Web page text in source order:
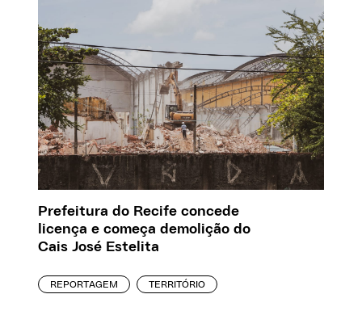
Prefeitura do Recife concede
licença e começa demolição do
Cais José Estelita
REPORTAGEM TERRITÓRIO